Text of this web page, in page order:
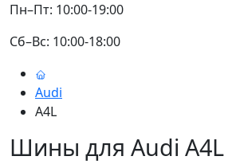
Пн–Пт: 10:00-19:00
Сб–Вс: 10:00-18:00
Audi
A4L
Шины для Audi A4L